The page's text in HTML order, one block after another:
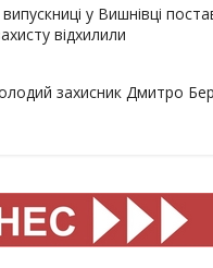
у Вишнівці
відхилили
захисник Дмитро